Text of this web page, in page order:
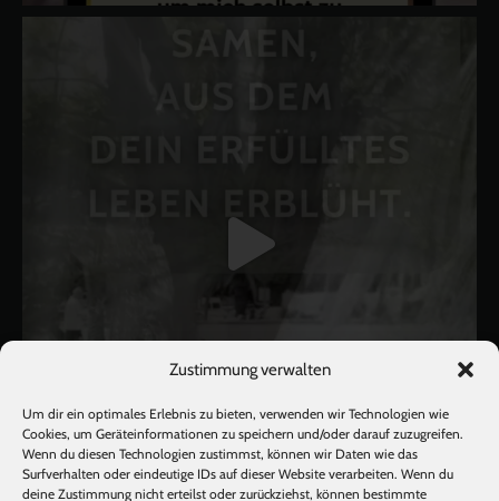
Zustimmung verwalten
Um dir ein optimales Erlebnis zu bieten, verwenden wir Technologien wie
Cookies, um Geräteinformationen zu speichern und/oder darauf zuzugreifen.
Wenn du diesen Technologien zustimmst, können wir Daten wie das
Surfverhalten oder eindeutige IDs auf dieser Website verarbeiten. Wenn du
deine Zustimmung nicht erteilst oder zurückziehst, können bestimmte